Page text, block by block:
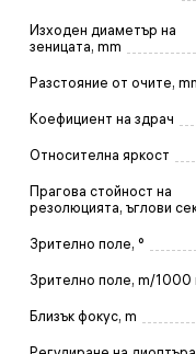
Изходен диаметър на
зеницата, mm
Разстояние от очите,
Коефициент на здрач
Относителна яркост
Прагова стойност на
резолюцията, ъглови
Зрително поле, °
Зрително поле, m/1000
Близък фокус, m